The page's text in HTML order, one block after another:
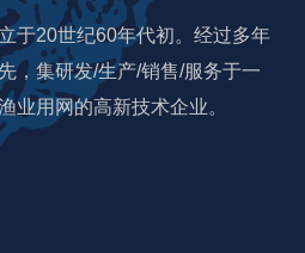
于20世纪60年代初。经过多年
，集研发/生产/销售/服务于一
业用网的高新技术企业。